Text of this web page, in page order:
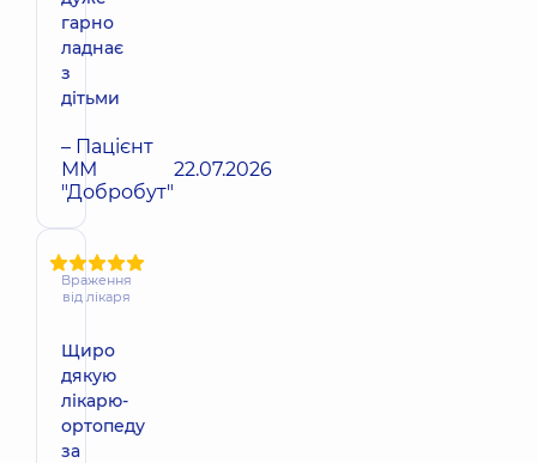
гарно
ладнає
з
дітьми
– Пацієнт
ММ
"Добробут"
22.07.2026
Враження
від лікаря
Щиро
дякую
лікарю-
ортопеду
за